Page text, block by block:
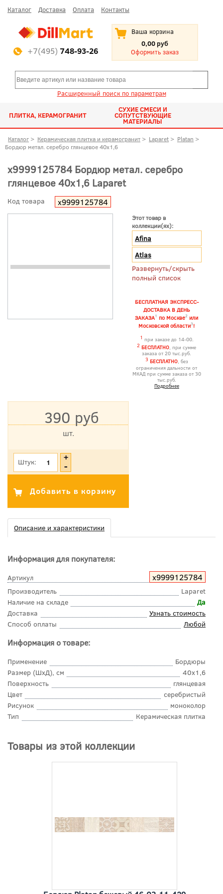
Каталог Доставка Оплата Контакты
+7(495) 748-93-26
Ваша корзина
0,00 руб
Оформить заказ
Расширенный поиск по параметрам
ПЛИТКА, КЕРАМОГРАНИТ
СУХИЕ СМЕСИ И
СОПУТСТВУЮЩИЕ
МАТЕРИАЛЫ
Каталог > Керамическая плитка и керамогранит > Laparet > Platan >
Бордюр метал. серебро глянцевое 40x1,6
х9999125784 Бордюр метал. серебро
глянцевое 40x1,6 Laparet
Код товара х9999125784
Этот товар в
коллекции(ях):
Afina
Atlas
Развернуть/скрыть
полный список
БЕСПЛАТНАЯ ЭКСПРЕСС-
ДОСТАВКА В ДЕНЬ
ЗАКАЗА1 по Москве2 или
Московской области3!
1 при заказе до 14-00.
2 БЕСПЛАТНО, при сумме
заказа от 20 тыс.руб.
3 БЕСПЛАТНО, без
ограничения дальности от
МКАД при сумме заказа от 30
тыс.руб.
Подробнее
390 руб
шт.
Штук:
Описание и характеристики
Информация для покупателя:
Артикул х9999125784
Производитель
Laparet
Наличие на складе
Да
Доставка
Узнать стоимость
Способ оплаты
Любой
Информация о товаре:
Применение
Бордюры
Размер (ШхД), см
40x1,6
Поверхность
глянцевая
Цвет
серебристый
Рисунок
моноколор
Тип
Керамическая плитка
Товары из этой коллекции